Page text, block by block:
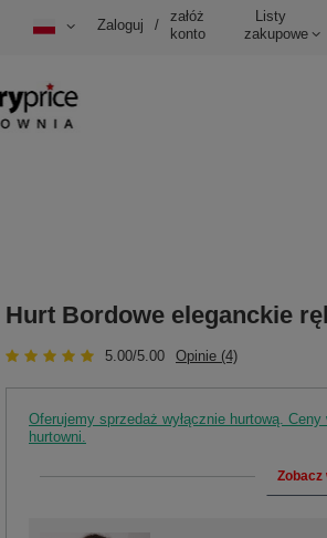
Zaloguj /
załóż
konto
Listy
zakupowe
Hurt Bordowe eleganckie
5.00/5.00 Opinie (4)
Oferujemy sprzedaż wyłącznie hurtową.
hurtowni.
Zobacz